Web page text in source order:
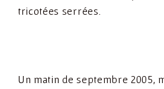
tricotées serrées.
Un matin de septembre 2005,